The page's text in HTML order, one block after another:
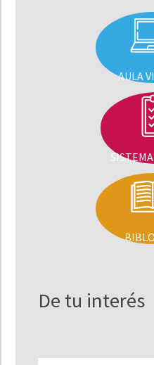
AULA
De tu interés